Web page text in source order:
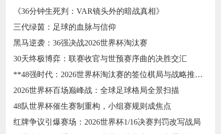
《36分钟生死判：VAR镜头外的暗战真相》
三代绿茵：足球的血脉与信仰
黑马逆袭：36强决战2026世界杯淘汰赛
30天终极博弈：联赛收官与世预赛序曲的决胜交汇
**48强时代：2026世界杯淘汰赛的签位棋局与战略推演**
2026世界杯百场巅峰战：全球足球格局全景扫描
48队世界杯催生赛制重构，小组赛规则成焦点
红牌争议引爆赛场：2026世界杯1/16决赛判罚改写战局